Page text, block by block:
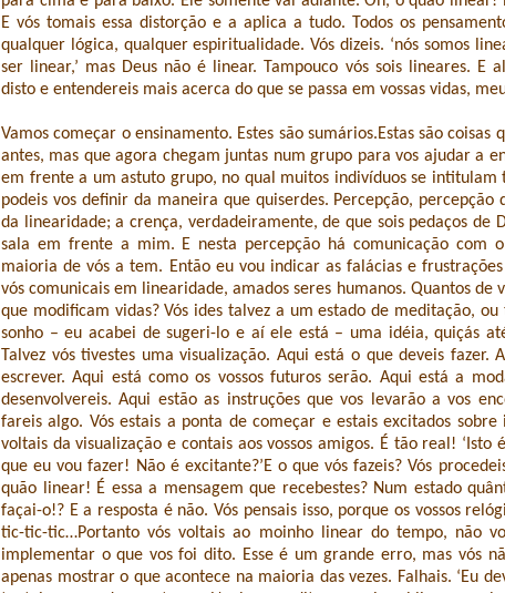
E vós tomais essa distorção e a aplica a tudo. Todos os
qualquer lógica, qualquer espiritualidade. Vós dizeis. ‘nós somos
ser linear,’ mas Deus não é linear. Tampouco vós sois lineares. E
disto e entendereis mais acerca do que se passa em vossas vidas,
Vamos começar o ensinamento. Estes são sumários.Estas são coisas
antes, mas que agora chegam juntas num grupo para vos ajudar a
em frente a um astuto grupo, no qual muitos indivíduos se intitulam
podeis vos definir da maneira que quiserdes. Percepção, percepção
da linearidade; a crença, verdadeiramente, de que sois pedaços de
sala em frente a mim. E nesta percepção há comunicação com
maioria de vós a tem. Então eu vou indicar as falácias e
vós comunicais em linearidade, amados seres humanos. Quantos de
que modificam vidas? Vós ides talvez a um estado de meditação,
sonho – eu acabei de sugeri-lo e aí ele está – uma idéia, quiçás
Talvez vós tivestes uma visualização. Aqui está o que deveis fazer.
escrever. Aqui está como os vossos futuros serão. Aqui está a
desenvolvereis. Aqui estão as instruções que vos levarão a vos
fareis algo. Vós estais a ponta de começar e estais excitados sobre
voltais da visualização e contais aos vossos amigos. É tão real! ‘Isto
que eu vou fazer! Não é excitante?’E o que vós fazeis? Vós
quão linear! É essa a mensagem que recebestes? Num estado
façai-o!? E a resposta é não. Vós pensais isso, porque os vossos
tic-tic-tic…Portanto vós voltais ao moinho linear do tempo, não
implementar o que vos foi dito. Esse é um grande erro, mas vós
apenas mostrar o que acontece na maioria das vezes. Falhais. ‘Eu